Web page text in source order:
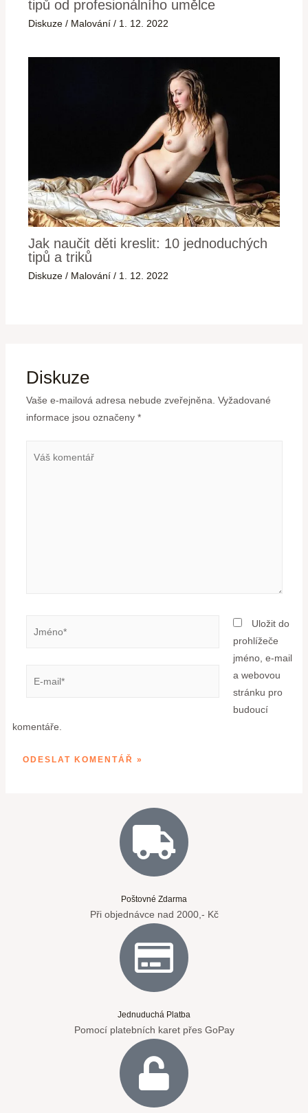
tipů od profesionálního umělce
Diskuze / Malování / 1. 12. 2022
Jak naučit děti kreslit: 10 jednoduchých
tipů a triků
Diskuze / Malování / 1. 12. 2022
Diskuze
Vaše e-mailová adresa nebude zveřejněna. Vyžadované
informace jsou označeny *
Uložit do
prohlížeče
jméno, e-mail
a webovou
stránku pro
budoucí
komentáře.
Poštovné Zdarma
Při objednávce nad 2000,- Kč
Jednuduchá Platba
Pomocí platebních karet přes GoPay